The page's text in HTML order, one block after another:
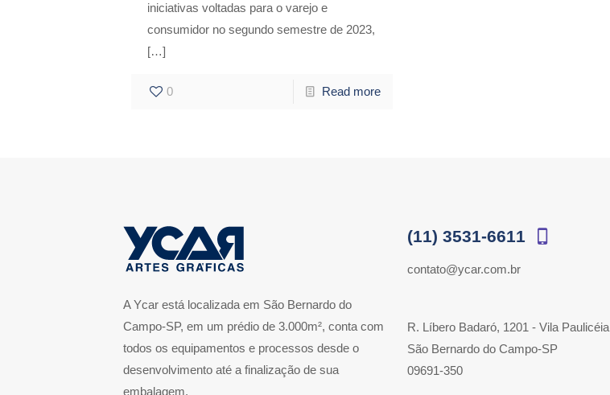
iniciativas voltadas para o varejo e
consumidor no segundo semestre de 2023,
[…]
0 Read more
A Ycar está localizada em São Bernardo do
Campo-SP, em um prédio de 3.000m², conta com
todos os equipamentos e processos desde o
desenvolvimento até a finalização de sua
embalagem.
(11) 3531-6611
contato@ycar.com.br
R. Líbero Badaró, 1201 - Vila Paulicéia
São Bernardo do Campo-SP
09691-350